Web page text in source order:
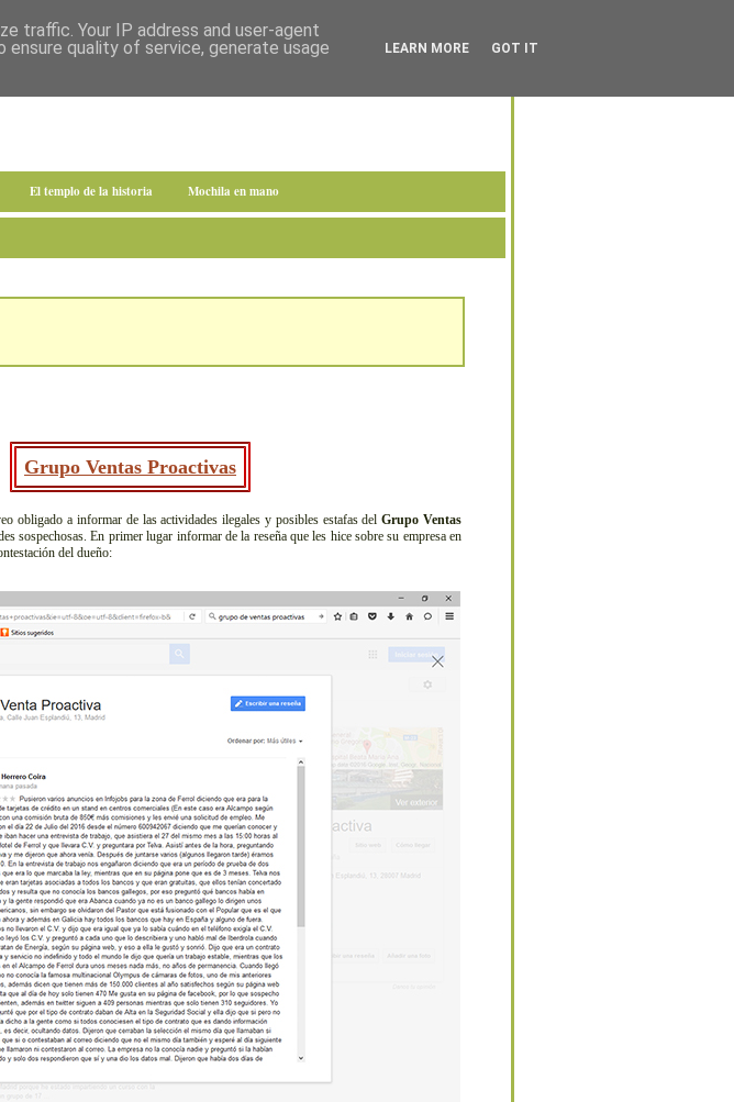
El templo de la historia Mochila en mano
Grupo Ventas Proactivas
obligado a informar de las actividades ilegales y posibles estafas delGrupo Ventas
sospechosas. En primer lugar informar de la reseña que les hice sobre su empresa en
del dueño:
traffic. Your IP address and user-agent
quality of service, generate usage
LEARN MORE GOT IT